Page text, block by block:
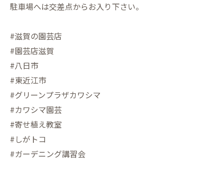
駐車場へは交差点からお入り下さい。
#滋賀の園芸店
#園芸店滋賀
#八日市
#東近江市
#グリーンプラザカワシマ
#カワシマ園芸
#寄せ植え教室
#しがトコ
#ガーデニング講習会